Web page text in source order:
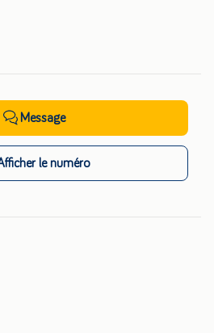
Message
le numéro